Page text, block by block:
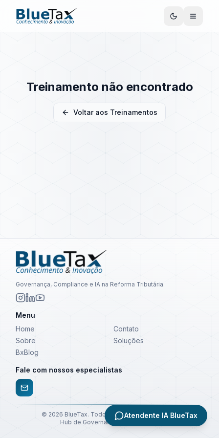
Treinamento não encontrado
Voltar aos Treinamentos
Governança, Compliance e IA na Reforma Tributária.
Menu
Home
Contato
Sobre
Soluções
BxBlog
Fale com nossos especialistas
© 2026 BlueTax. Todos os direitos reservados.
Hub de Governança e Compliance
Atendente IA BlueTax